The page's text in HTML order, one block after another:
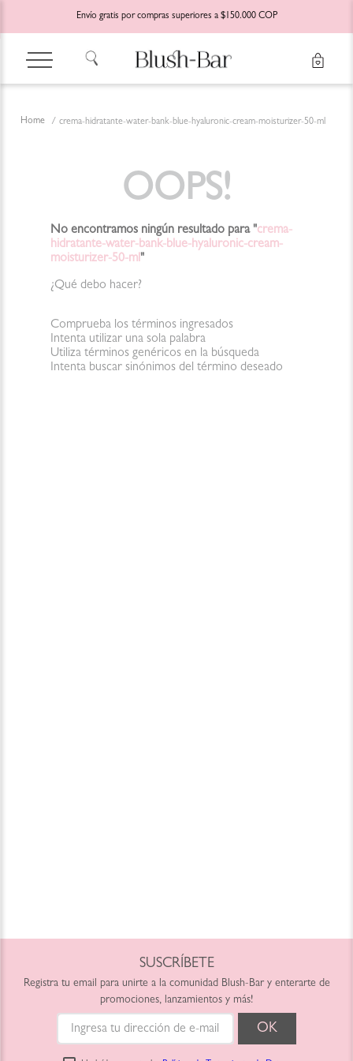
Envío gratis por compras superiores a $150.000 COP
crema-hidratante-water-bank-blue-hyaluronic-cream-moisturizer-50-ml
OOPS!
No encontramos ningún resultado para "crema-
hidratante-water-bank-blue-hyaluronic-cream-
moisturizer-50-ml"
¿Qué debo hacer?
Comprueba los términos ingresados
Intenta utilizar una sola palabra
Utiliza términos genéricos en la búsqueda
Intenta buscar sinónimos del término deseado
SUSCRÍBETE
Registra tu email para unirte a la comunidad Blush-Bar y enterarte de
promociones, lanzamientos y más!